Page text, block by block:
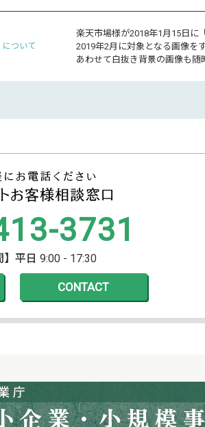
について
楽天市場様が2018年1月15日に
2019年2月に対象となる画像を
あわせて白抜き背景の画像も随
3731
】平日 9:00 - 17:30
CONTACT
日
6
13